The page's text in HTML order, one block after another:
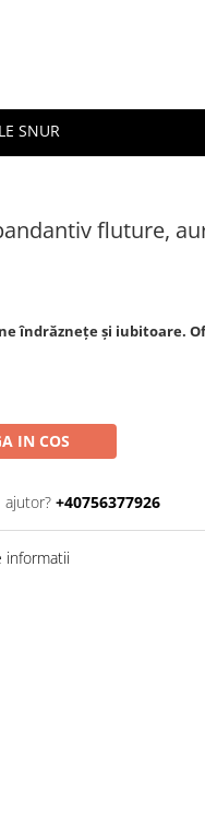
SNUR
fluture,
îndrăznețe și iubitoare.
IN COS
ajutor? +40756377926
informatii